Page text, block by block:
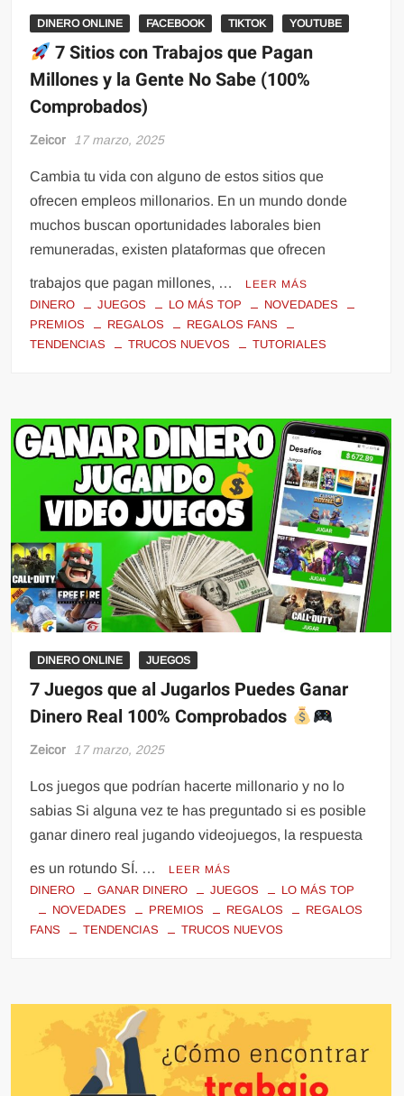
DINERO ONLINE FACEBOOK TIKTOK YOUTUBE
7 Sitios con Trabajos que Pagan
Millones y la Gente No Sabe (100%
Comprobados)
Zeicor 17 marzo, 2025
Cambia tu vida con alguno de estos sitios que
ofrecen empleos millonarios. En un mundo donde
muchos buscan oportunidades laborales bien
remuneradas, existen plataformas que ofrecen
trabajos que pagan millones, … LEER MÁS
DINERO JUEGOS LO MÁS TOP
NOVEDADES
PREMIOS
REGALOS
REGALOS FANS
TENDENCIAS
TRUCOS NUEVOS TUTORIALES
DINERO ONLINE JUEGOS
7 Juegos que al Jugarlos Puedes Ganar
Dinero Real 100% Comprobados
Zeicor 17 marzo, 2025
Los juegos que podrían hacerte millonario y no lo
sabias Si alguna vez te has preguntado si es posible
ganar dinero real jugando videojuegos, la respuesta
es un rotundo SÍ. … LEER MÁS
DINERO GANAR DINERO JUEGOS
LO MÁS TOP
NOVEDADES
PREMIOS REGALOS
REGALOS
FANS
TENDENCIAS TRUCOS NUEVOS